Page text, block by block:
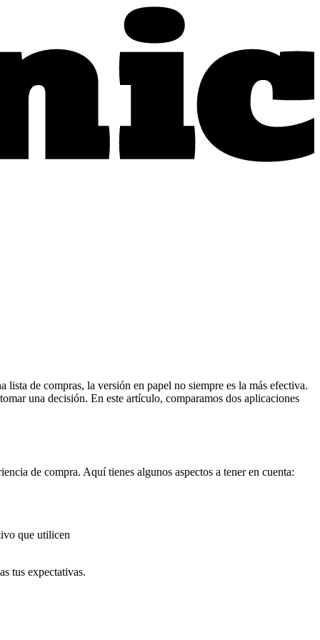
lista de compras, la versión en papel no siempre es la más efectiva.
una decisión. En este artículo, comparamos dos aplicaciones
de compra. Aquí tienes algunos aspectos a tener en cuenta:
que utilicen
tus expectativas.